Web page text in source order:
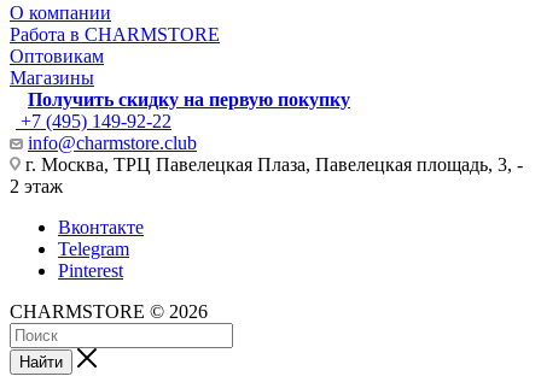
О компании
Работа в CHARMSTORE
Оптовикам
Магазины
Получить скидку на первую покупку
+7 (495) 149-92-22
info@charmstore.club
г. Москва, ТРЦ Павелецкая Плаза, Павелецкая площадь, 3, -
2 этаж
Вконтакте
Telegram
Pinterest
CHARMSTORE © 2026
Найти